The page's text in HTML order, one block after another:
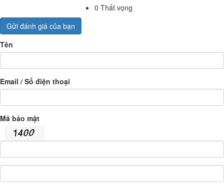
0 Thất vọng
Gửi đánh giá của bạn
Tên
Email / Số điện thoại
Mã bảo mật